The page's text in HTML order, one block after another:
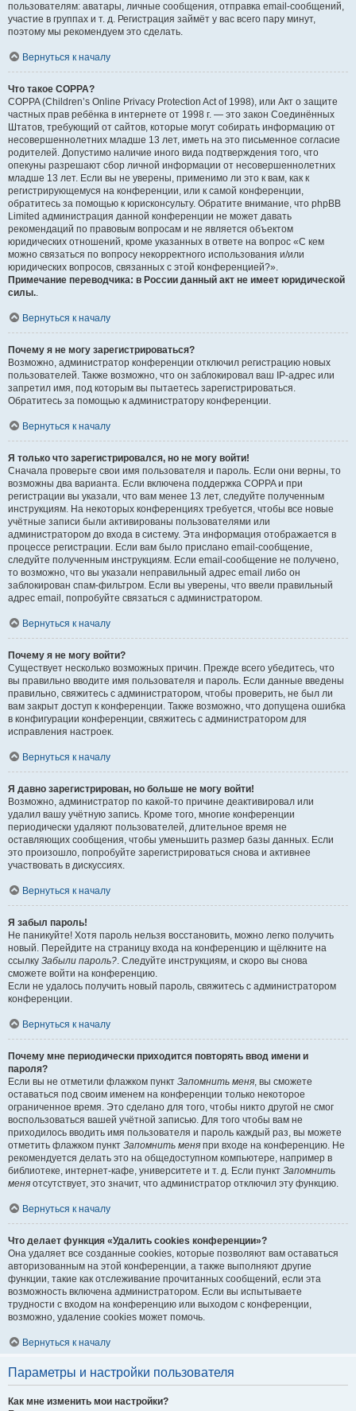
пользователям: аватары, личные сообщения, отправка email-сообщений,
участие в группах и т. д. Регистрация займёт у вас всего пару минут,
поэтому мы рекомендуем это сделать.
Вернуться к началу
Что такое COPPA?
COPPA (Children’s Online Privacy Protection Act of 1998), или Акт о защите
частных прав ребёнка в интернете от 1998 г. — это закон Соединённых
Штатов, требующий от сайтов, которые могут собирать информацию от
несовершеннолетних младше 13 лет, иметь на это письменное согласие
родителей. Допустимо наличие иного вида подтверждения того, что
опекуны разрешают сбор личной информации от несовершеннолетних
младше 13 лет. Если вы не уверены, применимо ли это к вам, как к
регистрирующемуся на конференции, или к самой конференции,
обратитесь за помощью к юрисконсульту. Обратите внимание, что phpBB
Limited администрация данной конференции не может давать
рекомендаций по правовым вопросам и не является объектом
юридических отношений, кроме указанных в ответе на вопрос «С кем
можно связаться по вопросу некорректного использования и/или
юридических вопросов, связанных с этой конференцией?».
Примечание переводчика: в России данный акт не имеет юридической
силы..
Вернуться к началу
Почему я не могу зарегистрироваться?
Возможно, администратор конференции отключил регистрацию новых
пользователей. Также возможно, что он заблокировал ваш IP-адрес или
запретил имя, под которым вы пытаетесь зарегистрироваться.
Обратитесь за помощью к администратору конференции.
Вернуться к началу
Я только что зарегистрировался, но не могу войти!
Сначала проверьте свои имя пользователя и пароль. Если они верны, то
возможны два варианта. Если включена поддержка COPPA и при
регистрации вы указали, что вам менее 13 лет, следуйте полученным
инструкциям. На некоторых конференциях требуется, чтобы все новые
учётные записи были активированы пользователями или
администратором до входа в систему. Эта информация отображается в
процессе регистрации. Если вам было прислано email-сообщение,
следуйте полученным инструкциям. Если email-сообщение не получено,
то возможно, что вы указали неправильный адрес email либо он
заблокирован спам-фильтром. Если вы уверены, что ввели правильный
адрес email, попробуйте связаться с администратором.
Вернуться к началу
Почему я не могу войти?
Существует несколько возможных причин. Прежде всего убедитесь, что
вы правильно вводите имя пользователя и пароль. Если данные введены
правильно, свяжитесь с администратором, чтобы проверить, не был ли
вам закрыт доступ к конференции. Также возможно, что допущена ошибка
в конфигурации конференции, свяжитесь с администратором для
исправления настроек.
Вернуться к началу
Я давно зарегистрирован, но больше не могу войти!
Возможно, администратор по какой-то причине деактивировал или
удалил вашу учётную запись. Кроме того, многие конференции
периодически удаляют пользователей, длительное время не
оставляющих сообщения, чтобы уменьшить размер базы данных. Если
это произошло, попробуйте зарегистрироваться снова и активнее
участвовать в дискуссиях.
Вернуться к началу
Я забыл пароль!
Не паникуйте! Хотя пароль нельзя восстановить, можно легко получить
новый. Перейдите на страницу входа на конференцию и щёлкните на
ссылку Забыли пароль?. Следуйте инструкциям, и скоро вы снова
сможете войти на конференцию.
Если не удалось получить новый пароль, свяжитесь с администратором
конференции.
Вернуться к началу
Почему мне периодически приходится повторять ввод имени и
пароля?
Если вы не отметили флажком пункт Запомнить меня, вы сможете
оставаться под своим именем на конференции только некоторое
ограниченное время. Это сделано для того, чтобы никто другой не смог
воспользоваться вашей учётной записью. Для того чтобы вам не
приходилось вводить имя пользователя и пароль каждый раз, вы можете
отметить флажком пункт Запомнить меня при входе на конференцию. Не
рекомендуется делать это на общедоступном компьютере, например в
библиотеке, интернет-кафе, университете и т. д. Если пункт Запомнить
меня отсутствует, это значит, что администратор отключил эту функцию.
Вернуться к началу
Что делает функция «Удалить cookies конференции»?
Она удаляет все созданные cookies, которые позволяют вам оставаться
авторизованным на этой конференции, а также выполняют другие
функции, такие как отслеживание прочитанных сообщений, если эта
возможность включена администратором. Если вы испытываете
трудности с входом на конференцию или выходом с конференции,
возможно, удаление cookies может помочь.
Вернуться к началу
Параметры и настройки пользователя
Как мне изменить мои настройки?